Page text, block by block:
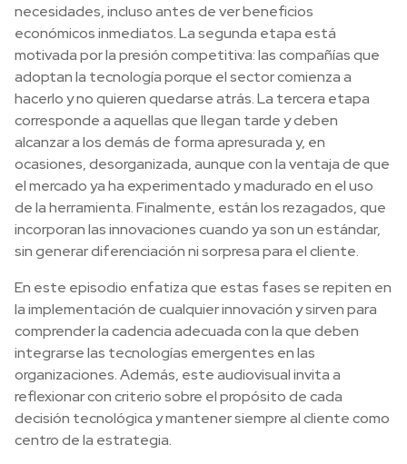
necesidades, incluso antes de ver beneficios
económicos inmediatos. La segunda etapa está
motivada por la presión competitiva: las compañías que
adoptan la tecnología porque el sector comienza a
hacerlo y no quieren quedarse atrás. La tercera etapa
corresponde a aquellas que llegan tarde y deben
alcanzar a los demás de forma apresurada y, en
ocasiones, desorganizada, aunque con la ventaja de que
el mercado ya ha experimentado y madurado en el uso
de la herramienta. Finalmente, están los rezagados, que
incorporan las innovaciones cuando ya son un estándar,
sin generar diferenciación ni sorpresa para el cliente.
En este episodio enfatiza que estas fases se repiten en
la implementación de cualquier innovación y sirven para
comprender la cadencia adecuada con la que deben
integrarse las tecnologías emergentes en las
organizaciones. Además, este audiovisual invita a
reflexionar con criterio sobre el propósito de cada
decisión tecnológica y mantener siempre al cliente como
centro de la estrategia.